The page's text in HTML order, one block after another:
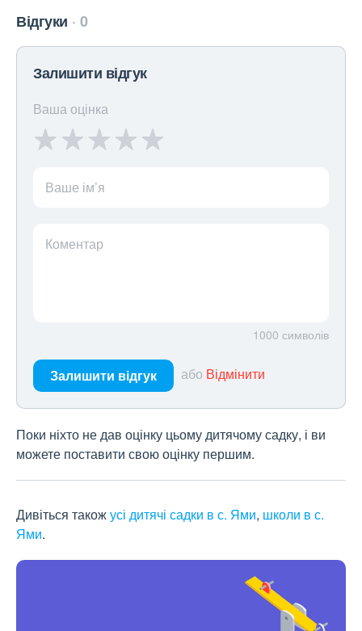
Відгуки 0
Залишити відгук
Ваша оцінка
Ваше ім’я
Коментар
1000 символів
Залишити відгук або Відмінити
Поки ніхто не дав оцінку цьому дитячому садку, і ви
можете поставити свою оцінку першим.
Дивіться такожусі дитячі садки в с. Ями, школи в с.
Ями.